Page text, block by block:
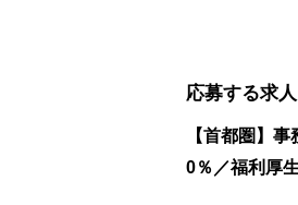
応募する求人
【首都圏】
0％／福利厚